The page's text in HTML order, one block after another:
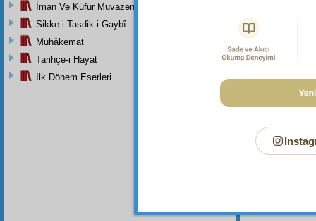
İman Ve Küfür Muvazeneleri
Sikke-i Tasdik-i Gaybî
Muhâkemat
Tarihçe-i Hayat
İlk Dönem Eserleri